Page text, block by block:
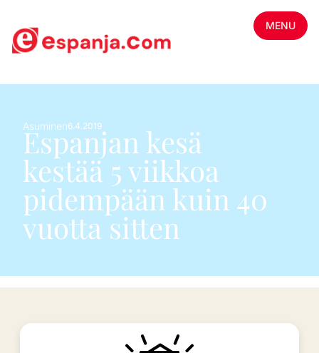
MENU
Asuminen6.4.2019
Espanjan kesä
kestää 5 viikkoa
pidempään kuin 40
vuotta sitten